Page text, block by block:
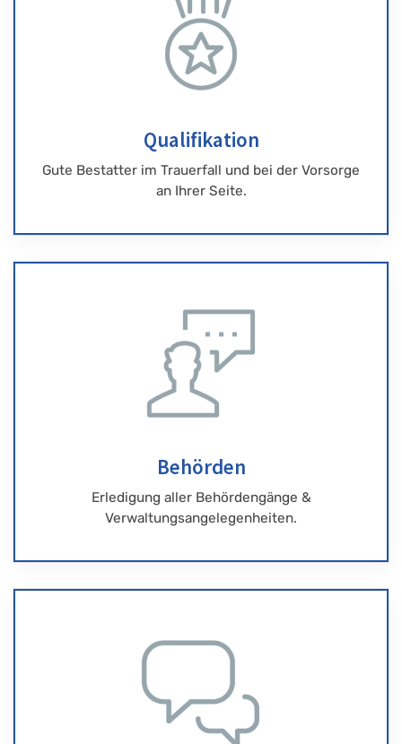
Qualifikation
Gute Bestatter im Trauerfall und bei der Vorsorge
an Ihrer Seite.
Behörden
Erledigung aller Behördengänge &
Verwaltungsangelegenheiten.